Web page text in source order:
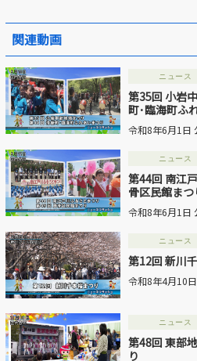
ふるさと散歩
Others
公開日
動画を
関連動画
ニュース
第35回 小岩
町･臨海町ふ
令和8年6月1日
ニュース
第44回 南江
骨区民館まつ
令和8年6月1日
ニュース
第12回 新川
令和8年4月10
ニュース
第48回 東部
り